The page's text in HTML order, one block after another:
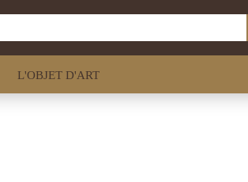
L'OBJET D'ART